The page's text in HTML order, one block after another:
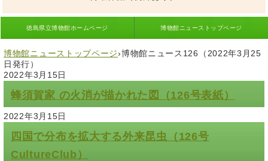
徳島県立博物館ホームページ 博物館ニューストップページ
博物館ニューストップページ›博物館ニュース126（2022年3月25
日発行）
2022年3月15日
蜂須賀家 の火消が描かれた図（126号表紙）
2022年3月15日
四国で分布を拡大する外来昆虫（126号
CultureClub）